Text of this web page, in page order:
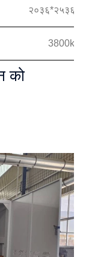
3800kg
को